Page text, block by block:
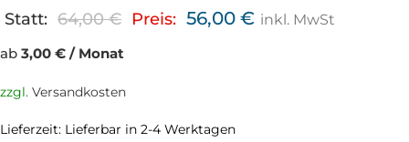
Statt: 64,00€ Preis: 56,00 € inkl. MwSt
ab 3,00 € / Monat
zzgl. Versandkosten
Lieferzeit: Lieferbar in 2-4 Werktagen